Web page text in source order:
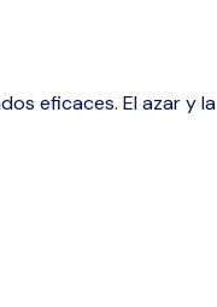
eficaces. El azar y la